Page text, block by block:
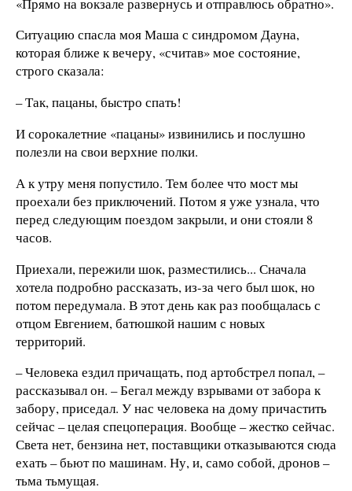
Ситуацию спасла моя Маша с синдромом Дауна,
которая ближе к вечеру, «считав» мое состояние,
строго сказала:
– Так, пацаны, быстро спать!
И сорокалетние «пацаны» извинились и послушно
полезли на свои верхние полки.
А к утру меня попустило. Тем более что мост мы
проехали без приключений. Потом я уже узнала, что
перед следующим поездом закрыли, и они стояли 8
часов.
Приехали, пережили шок, разместились... Сначала
хотела подробно рассказать, из-за чего был шок, но
потом передумала. В этот день как раз пообщалась с
отцом Евгением, батюшкой нашим с новых
территорий.
– Человека ездил причащать, под артобстрел попал, –
рассказывал он. – Бегал между взрывами от забора к
забору, приседал. У нас человека на дому причастить
сейчас – целая спецоперация. Вообще – жестко сейчас.
Света нет, бензина нет, поставщики отказываются сюда
ехать – бьют по машинам. Ну, и, само собой, дронов –
тьма тьмущая.